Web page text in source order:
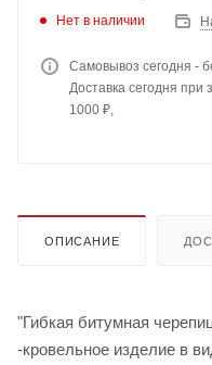
Нет в наличии
Самовывоз сегодня -
Доставка сегодня при
1000 ₽,
ОПИСАНИЕ
"Гибкая битумная
-кровельное изделие в